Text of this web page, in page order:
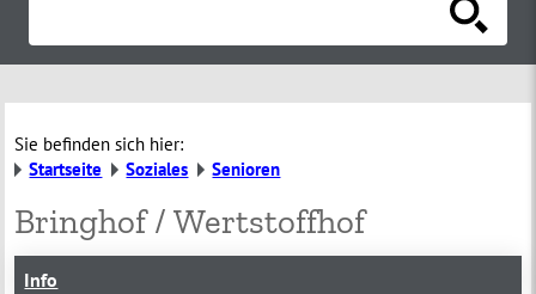
Sie befinden sich hier:
Startseite
Soziales Senioren
Bringhof / Wertstoffhof
Info